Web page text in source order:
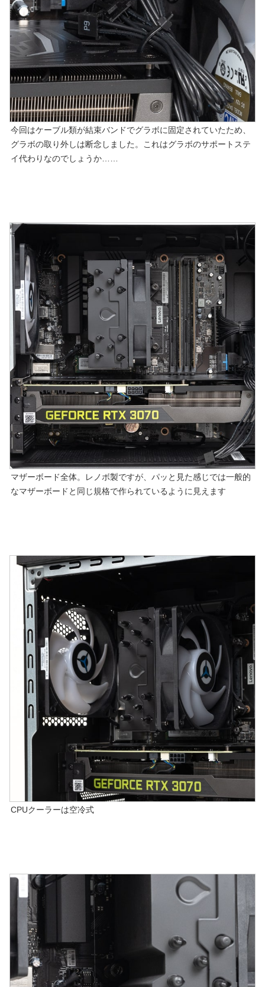
今回はケーブル類が結束バンドでグラボに固定されていたため、
グラボの取り外しは断念しました。これはグラボのサポートステ
イ代わりなのでしょうか……
マザーボード全体。レノボ製ですが、パッと見た感じでは一般的
なマザーボードと同じ規格で作られているように見えます
CPUクーラーは空冷式